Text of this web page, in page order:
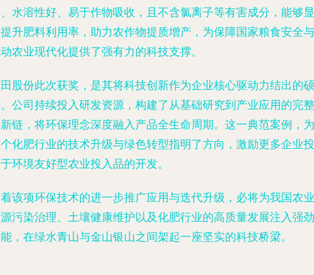
水溶性好、易于作物吸收，且不含氯离子等有害成分，能够显
升肥料利用率，助力农作物提质增产，为保障国家粮食安全与
农业现代化提供了强有力的科技支撑。
股份此次获奖，是其将科技创新作为企业核心驱动力结出的硕
公司持续投入研发资源，构建了从基础研究到产业应用的完整
链，将环保理念深度融入产品全生命周期。这一典范案例，为
化肥行业的技术升级与绿色转型指明了方向，激励更多企业投
环境友好型农业投入品的开发。
该项环保技术的进一步推广应用与迭代升级，必将为我国农业
污染治理、土壤健康维护以及化肥行业的高质量发展注入强劲
，在绿水青山与金山银山之间架起一座坚实的科技桥梁。